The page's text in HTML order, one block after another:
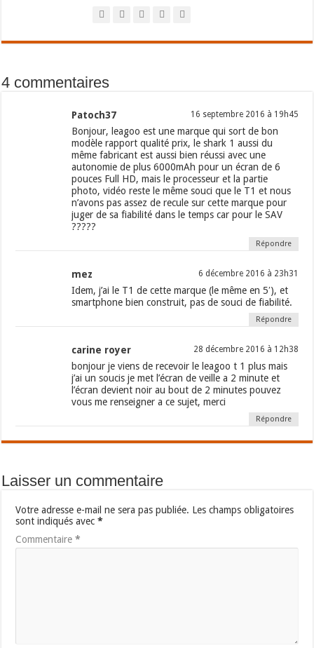
4 commentaires
Patoch37 16 septembre 2016 à 19h45
Bonjour, leagoo est une marque qui sort de bon
modèle rapport qualité prix, le shark 1 aussi du
même fabricant est aussi bien réussi avec une
autonomie de plus 6000mAh pour un écran de 6
pouces Full HD, mais le processeur et la partie
photo, vidéo reste le même souci que le T1 et nous
n’avons pas assez de recule sur cette marque pour
juger de sa fiabilité dans le temps car pour le SAV
?????
Répondre
mez 6 décembre 2016 à 23h31
Idem, j’ai le T1 de cette marque (le même en 5′), et
smartphone bien construit, pas de souci de fiabilité.
Répondre
carine royer 28 décembre 2016 à 12h38
bonjour je viens de recevoir le leagoo t 1 plus mais
j’ai un soucis je met l’écran de veille a 2 minute et
l’écran devient noir au bout de 2 minutes pouvez
vous me renseigner a ce sujet, merci
Répondre
Laisser un commentaire
Votre adresse e-mail ne sera pas publiée. Les champs obligatoires
sont indiqués avec*
Commentaire*